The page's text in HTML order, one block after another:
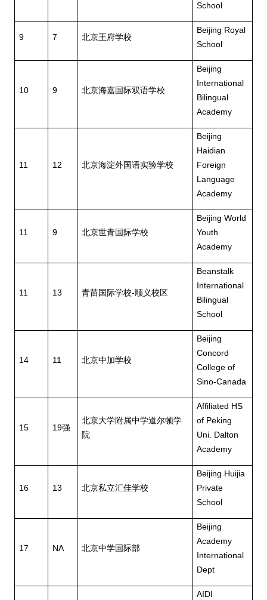
School
9 7 北京王府学校
Beijing Royal
School
10 9 北京海嘉国际双语学校
Beijing
International
Bilingual
Academy
11 12 北京海淀外国语实验学校
Beijing
Haidian
Foreign
Language
Academy
11 9 北京世青国际学校
Beijing World
Youth
Academy
11 13 青苗国际学校-顺义校区
Beanstalk
International
Bilingual
School
14 11 北京中加学校
Beijing
Concord
College of
Sino-Canada
15 19强
北京大学附属中学道尔顿学
院
Affiliated HS
of Peking
Uni. Dalton
Academy
16 13 北京私立汇佳学校
Beijing Huijia
Private
School
17 NA 北京中学国际部
Beijing
Academy
International
Dept
AIDI